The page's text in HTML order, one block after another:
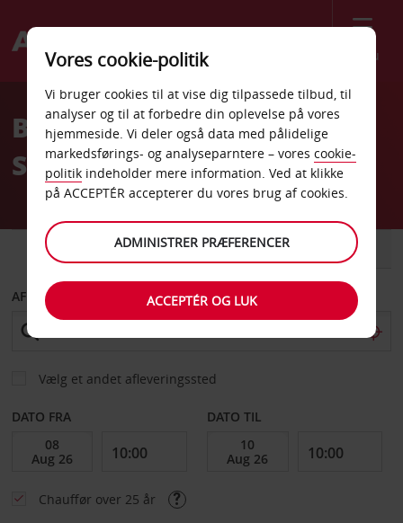
Menu
Welcome
AvisBilleje Econo Lodge Inn &
Suites
VAREVOGN
AFHENT FRA
Vælg et andet afleveringssted
DATO FRA DATO TIL
Chauffør over 25 år
Vores cookie-politik
Vi bruger cookies til at vise dig tilpassede tilbud, til
analyser og til at forbedre din oplevelse på vores
hjemmeside. Vi deler også data med pålidelige
markedsførings- og analyseparntere – vores cookie-
politik indeholder mere information. Ved at klikke
på ACCEPTÉR accepterer du vores brug af cookies.
ADMINISTRER PRÆFERENCER
ACCEPTÉR OG LUK